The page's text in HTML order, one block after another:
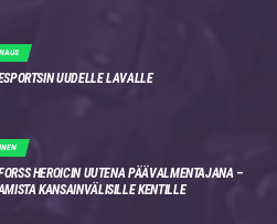
UUDELLE LAVALLE
HEROICIN UUTENA PÄÄVALMENTAJANA –
KANSAINVÄLISILLE KENTILLE